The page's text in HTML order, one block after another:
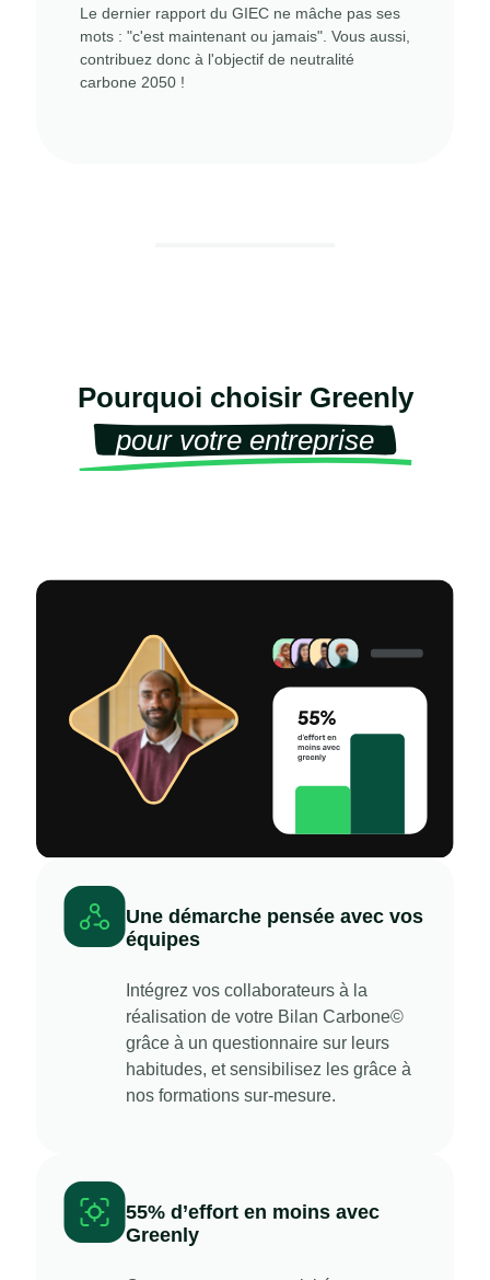
Le dernier rapport du GIEC ne mâche pas ses
mots : "c'est maintenant ou jamais". Vous aussi,
contribuez donc à l'objectif de neutralité
carbone 2050 !
Pourquoi choisir Greenly
pour votre entreprise
Une démarche pensée avec vos
équipes
Intégrez vos collaborateurs à la
réalisation de votre Bilan Carbone©
grâce à un questionnaire sur leurs
habitudes, et sensibilisez les grâce à
nos formations sur-mesure.
55% d’effort en moins avec
Greenly